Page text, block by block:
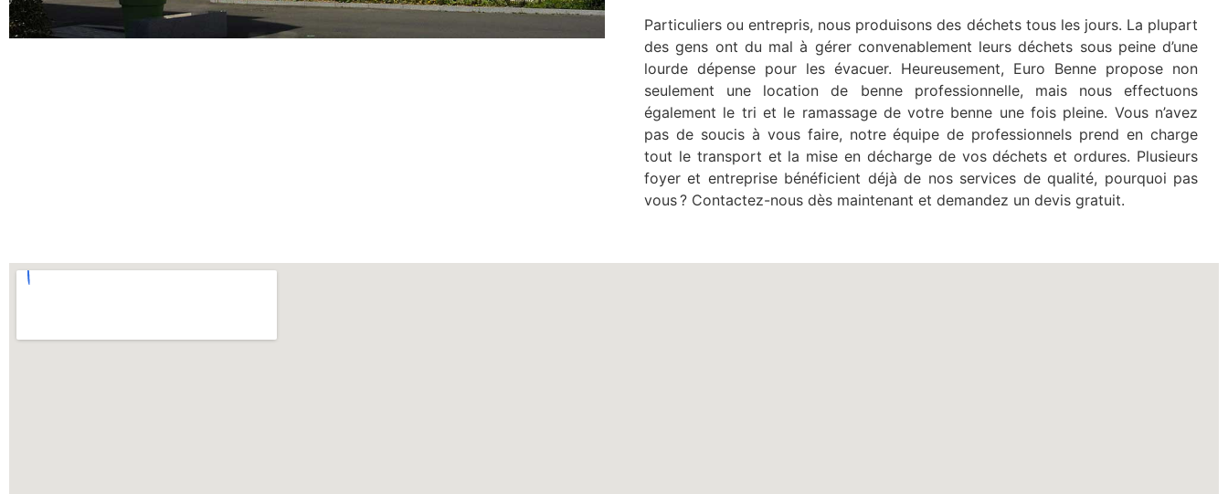
Particuliers ou entrepris, nous produisons des déchets tous les jours. La plupart
des gens ont du mal à gérer convenablement leurs déchets sous peine d’une
lourde dépense pour les évacuer. Heureusement, Euro Benne propose non
seulement une location de benne professionnelle, mais nous effectuons
également le tri et le ramassage de votre benne une fois pleine. Vous n’avez
pas de soucis à vous faire, notre équipe de professionnels prend en charge
tout le transport et la mise en décharge de vos déchets et ordures. Plusieurs
foyer et entreprise bénéficient déjà de nos services de qualité, pourquoi pas
vous ? Contactez-nous dès maintenant et demandez un devis gratuit.